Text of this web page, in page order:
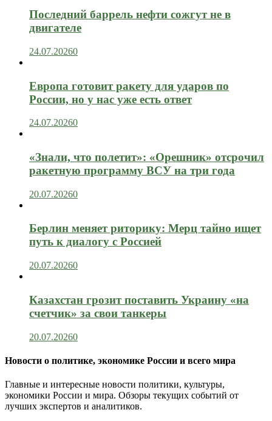
Последний баррель нефти сожгут не в
двигателе
24.07.20260
Европа готовит ракету для ударов по
России, но у нас уже есть ответ
24.07.20260
«Знали, что полетит»: «Орешник» отсрочил
ракетную программу ВСУ на три года
20.07.20260
Берлин меняет риторику: Мерц тайно ищет
путь к диалогу с Россией
20.07.20260
Казахстан грозит поставить Украину «на
счетчик» за свои танкеры
20.07.20260
Новости о политике, экономике России и всего мира
Главные и интересные новости политики, культуры,
экономики России и мира. Обзоры текущих событий от
лучших экспертов и аналитиков.